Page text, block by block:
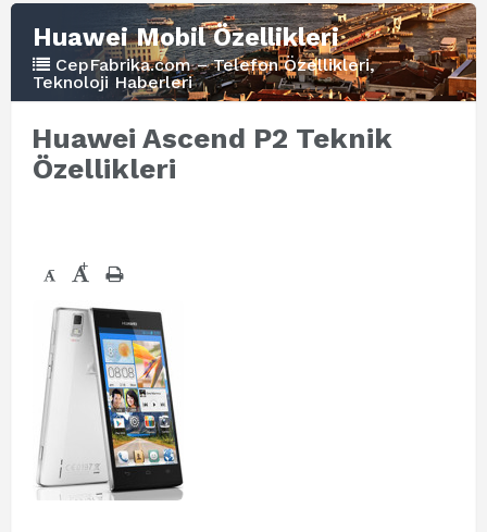
Huawei Mobil Özellikleri
CepFabrika.com – Telefon Özellikleri,
Teknoloji Haberleri
Huawei Ascend P2 Teknik
Özellikleri
- +